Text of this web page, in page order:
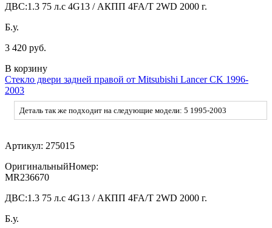
ДВС:1.3 75 л.с 4G13 / АКПП 4FA/T 2WD 2000 г.
Б.у.
3 420 руб.
В корзину
Стекло двери задней правой от Mitsubishi Lancer CK 1996-
2003
Деталь так же подходит на следующие модели: 5 1995-2003
Артикул: 275015
ОригинальныйНомер:
MR236670
ДВС:1.3 75 л.с 4G13 / АКПП 4FA/T 2WD 2000 г.
Б.у.